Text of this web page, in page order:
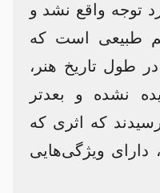
توجه واقع نشد و
طبیعی است که
طول تاریخ هنر،
نشده و بعدتر
که اثری که
دارای ویژگی‌هایی